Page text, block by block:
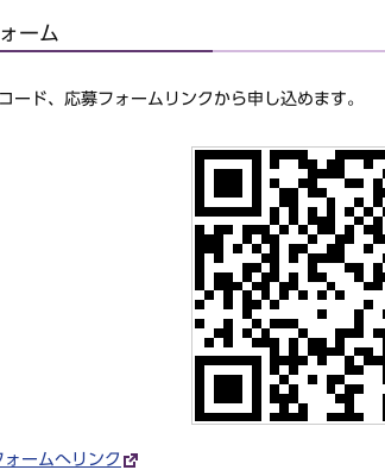
ーム
ード、応募フォームリンクから申し込めます。
ォームへリンク